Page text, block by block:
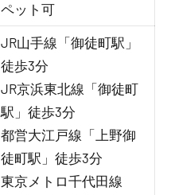
ペット可
JR山手線「御徒町駅」
徒歩3分
JR京浜東北線「御徒町
駅」徒歩3分
都営大江戸線「上野御
徒町駅」徒歩3分
東京メトロ千代田線